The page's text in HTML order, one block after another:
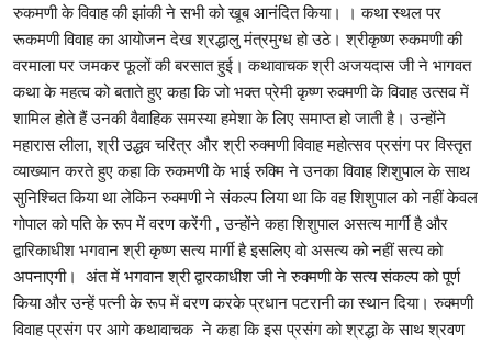
रुकमणी के विवाह की झांकी ने सभी को खूब आनंदित किया। । कथा स्थल पर
रूकमणी विवाह का आयोजन देख श्रद्धालु मंत्रमुग्ध हो उठे। श्रीकृष्ण रुकमणी की
वरमाला पर जमकर फूलों की बरसात हुई। कथावाचक श्री अजयदास जी ने भागवत
कथा के महत्व को बताते हुए कहा कि जो भक्त प्रेमी कृष्ण रुक्मणी के विवाह उत्सव में
शामिल होते हैं उनकी वैवाहिक समस्या हमेशा के लिए समाप्त हो जाती है। उन्होंने
महारास लीला, श्री उद्धव चरित्र और श्री रुक्मणी विवाह महोत्सव प्रसंग पर विस्तृत
व्याख्यान करते हुए कहा कि रुकमणी के भाई रुक्मि ने उनका विवाह शिशुपाल के साथ
सुनिश्चित किया था लेकिन रुक्मणी ने संकल्प लिया था कि वह शिशुपाल को नहीं केवल
गोपाल को पति के रूप में वरण करेंगी , उन्होंने कहा शिशुपाल असत्य मार्गी है और
द्वारिकाधीश भगवान श्री कृष्ण सत्य मार्गी है इसलिए वो असत्य को नहीं सत्य को
अपनाएगी। अंत में भगवान श्री द्वारकाधीश जी ने रुक्मणी के सत्य संकल्प को पूर्ण
किया और उन्हें पत्नी के रूप में वरण करके प्रधान पटरानी का स्थान दिया। रुक्मणी
विवाह प्रसंग पर आगे कथावाचक ने कहा कि इस प्रसंग को श्रद्धा के साथ श्रवण